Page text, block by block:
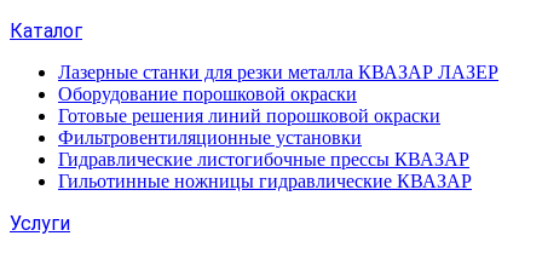
Каталог
Лазерные станки для резки металла КВАЗАР ЛАЗЕР
Оборудование порошковой окраски
Готовые решения линий порошковой окраски
Фильтровентиляционные установки
Гидравлические листогибочные прессы КВАЗАР
Гильотинные ножницы гидравлические КВАЗАР
Услуги